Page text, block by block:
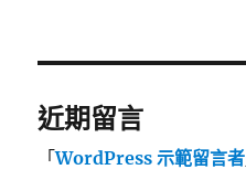
近期留言
「WordPress 示範留言者